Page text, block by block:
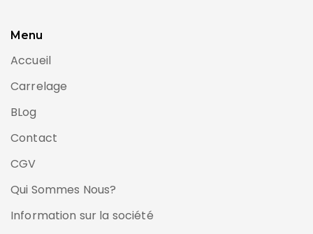
Menu
Accueil
Carrelage
BLog
Contact
CGV
Qui Sommes Nous?
Information sur la société